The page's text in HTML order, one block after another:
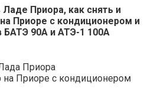
Приора, как снять и
Приоре с кондиционером и
БАТЭ 90А и АТЭ-1 100А
Приора
на Приоре с кондиционером